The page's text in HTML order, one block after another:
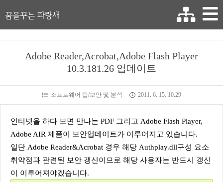
꿈을꾸는 파랑새
Adobe Reader,Acrobat,Adobe Flash Player
10.3.181.26 업데이트
소프트웨어 팁/보안 및 분석 2011. 6. 15. 10:29
인터넷을 하다 보면 만나는 PDF 그리고 Adobe Flash Player,
Adobe AIR 제품이 보안업데이트가 이루어지고 있습니다.
일단 Adobe Reader&Acrobat 경우 해당 Authplay.dll구성 요소
취약점과 관련된 보안 갱신이므로 해당 사용자는 반드시 갱신
이 이루어져야겠습니다.